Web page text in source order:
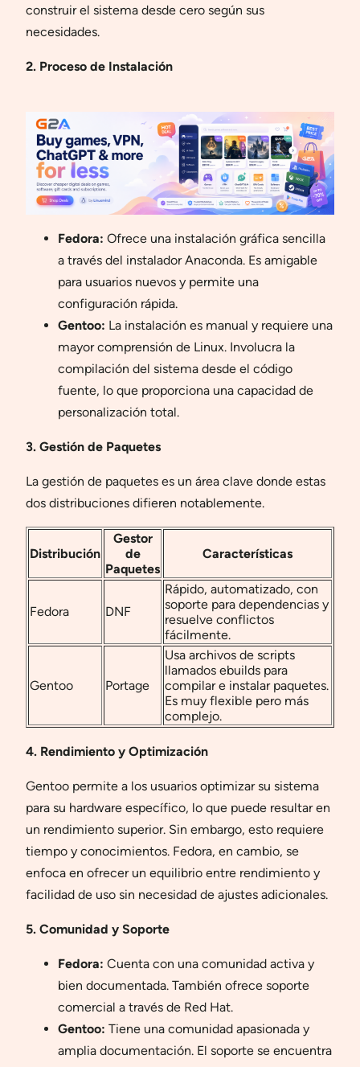
construir el sistema desde cero según sus
necesidades.
2. Proceso de Instalación
Fedora: Ofrece una instalación gráfica sencilla
a través del instalador Anaconda. Es amigable
para usuarios nuevos y permite una
configuración rápida.
Gentoo: La instalación es manual y requiere una
mayor comprensión de Linux. Involucra la
compilación del sistema desde el código
fuente, lo que proporciona una capacidad de
personalización total.
3. Gestión de Paquetes
La gestión de paquetes es un área clave donde estas
dos distribuciones difieren notablemente.
Distribución
Gestor
de
Paquetes
Características
Fedora DNF
Rápido, automatizado, con
soporte para dependencias y
resuelve conflictos
fácilmente.
Gentoo Portage
Usa archivos de scripts
llamados ebuilds para
compilar e instalar paquetes.
Es muy flexible pero más
complejo.
4. Rendimiento y Optimización
Gentoo permite a los usuarios optimizar su sistema
para su hardware específico, lo que puede resultar en
un rendimiento superior. Sin embargo, esto requiere
tiempo y conocimientos. Fedora, en cambio, se
enfoca en ofrecer un equilibrio entre rendimiento y
facilidad de uso sin necesidad de ajustes adicionales.
5. Comunidad y Soporte
Fedora: Cuenta con una comunidad activa y
bien documentada. También ofrece soporte
comercial a través de Red Hat.
Gentoo: Tiene una comunidad apasionada y
amplia documentación. El soporte se encuentra